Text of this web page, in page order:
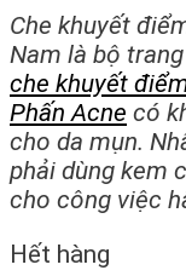
Che khuyết
Nam là bộ
che khuyết
Phấn Acne có
cho da mụn.
phải dùng kem
cho công việc
Hết hàng